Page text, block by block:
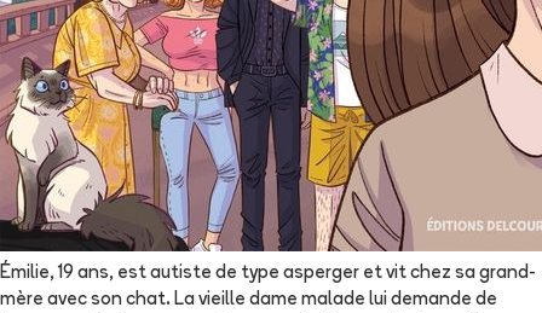
Émilie, 19 ans, est autiste de type asperger et vit chez sa grand-
mère avec son chat. La vieille dame malade lui demande de